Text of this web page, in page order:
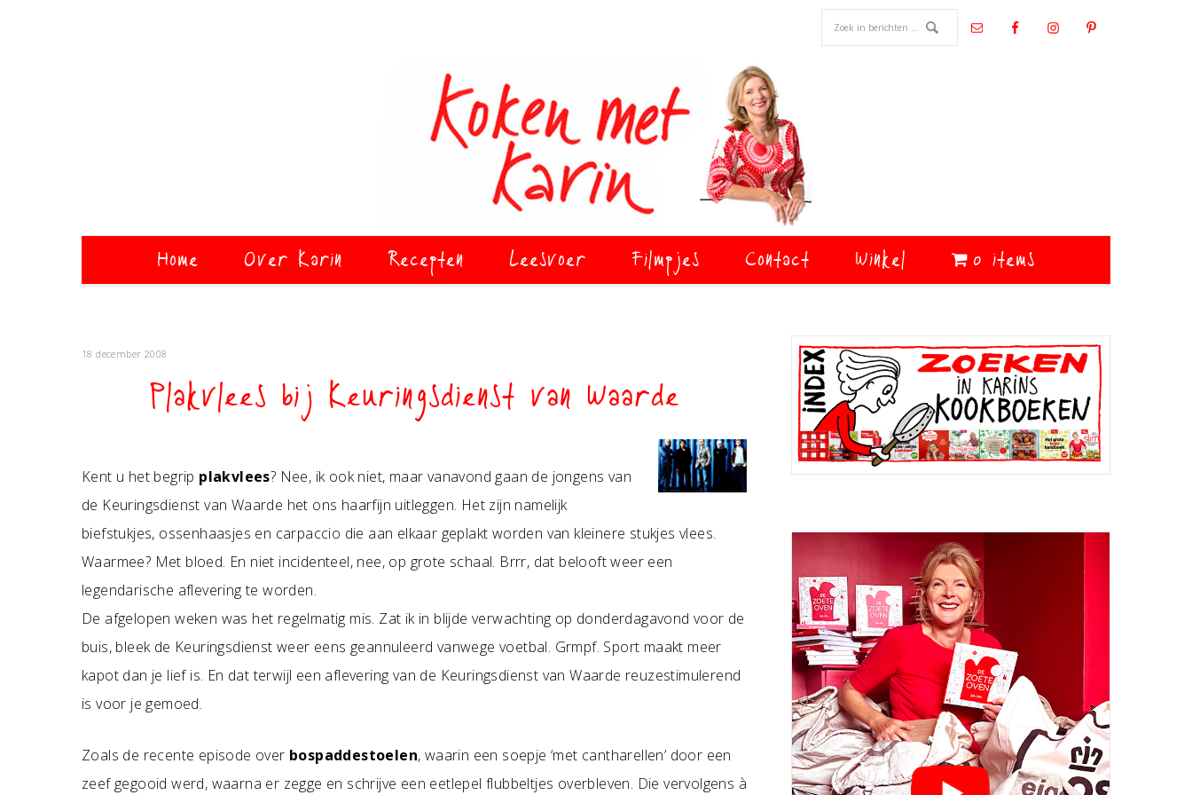
Home Over Karin Recepten Leesvoer Filmpjes Contact Winkel 0 items
18 december 2008
Plakvlees bij Keuringsdienst van Waarde
Kent u het begrip plakvlees? Nee, ik ook niet, maar vanavond gaan de jongens van
de Keuringsdienst van Waarde het ons haarfijn uitleggen. Het zijn namelijk
biefstukjes, ossenhaasjes en carpaccio die aan elkaar geplakt worden van kleinere stukjes vlees.
Waarmee? Met bloed. En niet incidenteel, nee, op grote schaal. Brrr, dat belooft weer een
legendarische aflevering te worden.
De afgelopen weken was het regelmatig mis. Zat ik in blijde verwachting op donderdagavond voor de
buis, bleek de Keuringsdienst weer eens geannuleerd vanwege voetbal. Grmpf. Sport maakt meer
kapot dan je lief is. En dat terwijl een aflevering van de Keuringsdienst van Waarde reuzestimulerend
is voor je gemoed.
Zoals de recente episode over bospaddestoelen, waarin een soepje ‘met cantharellen’ door een
zeef gegooid werd, waarna er zegge en schrijve een eetlepel flubbeltjes overbleven. Die vervolgens à
Primaire
Sidebar